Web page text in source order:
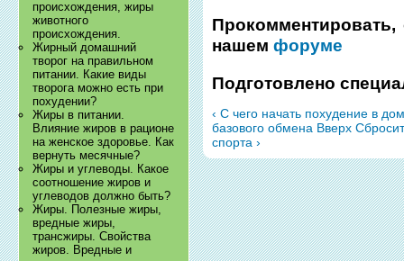
происхождения, жиры
животного
происхождения.
Жирный домашний
творог на правильном
питании. Какие виды
творога можно есть при
похудении?
Жиры в питании.
Влияние жиров в рационе
на женское здоровье. Как
вернуть месячные?
Жиры и углеводы. Какое
соотношение жиров и
углеводов должно быть?
Жиры. Полезные жиры,
вредные жиры,
трансжиры. Свойства
жиров. Вредные и
нашемфоруме
Подготовлено
‹ С чего начать похудение в
базового обмена Вверх
спорта ›